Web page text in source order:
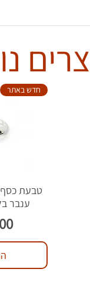
חדש באתר
ענבר
‏219.00 ‏₪